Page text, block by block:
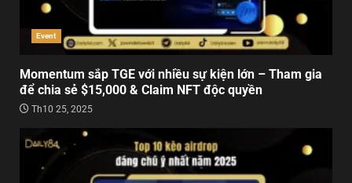
Event
Momentum sắp TGE với nhiều sự kiện lớn – Tham gia
để chia sẻ $15,000 & Claim NFT độc quyền
Th10 25, 2025